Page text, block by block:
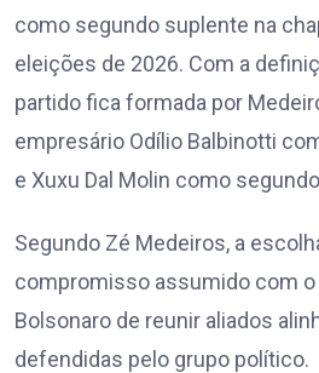
como segundo suplente na
eleições de 2026. Com a
partido fica formada por
empresário Odílio Balbinotti
e Xuxu Dal Molin como
Segundo Zé Medeiros, a
compromisso assumido com
Bolsonaro de reunir aliados
defendidas pelo grupo político.